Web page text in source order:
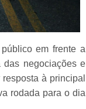
em frente a
das negociações e
à principal
rodada para o dia